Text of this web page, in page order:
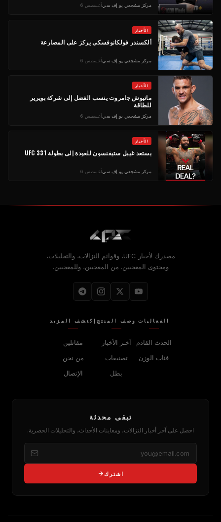
مركز مشجعي يو إف سيأغسطس 6
الأخبار
ألكسندر فولكانوفسكي يركز على المصارعة
مركز مشجعي يو إف سيأغسطس 6
الأخبار
ماتيوش جامروت ينسب الفضل إلى شركة بويرير
للطاقة
مركز مشجعي يو إف سيأغسطس 6
الأخبار
يستعد غيبل ستيفنسون للعودة إلى بطولة UFC 331
مركز مشجعي يو إف سيأغسطس 6
مصدرك لأخبار UFC، وقوائم النزالات، والتحليلات،
ومحتوى المعجبين. من المعجبين، وللمعجبين.
الفعاليات
الحدث القادم
فئات الوزن
وصف المنتج
آخـر الأخبار
تصنيفات
بطل
إكتشف المزيد
مقاتلين
من نحن
الإتصال
تبقى محدثة
احصل على آخر أخبار النزالات، ومعاينات الأحداث، والتحليلات الحصرية.
اشترك